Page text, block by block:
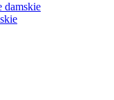
damskie